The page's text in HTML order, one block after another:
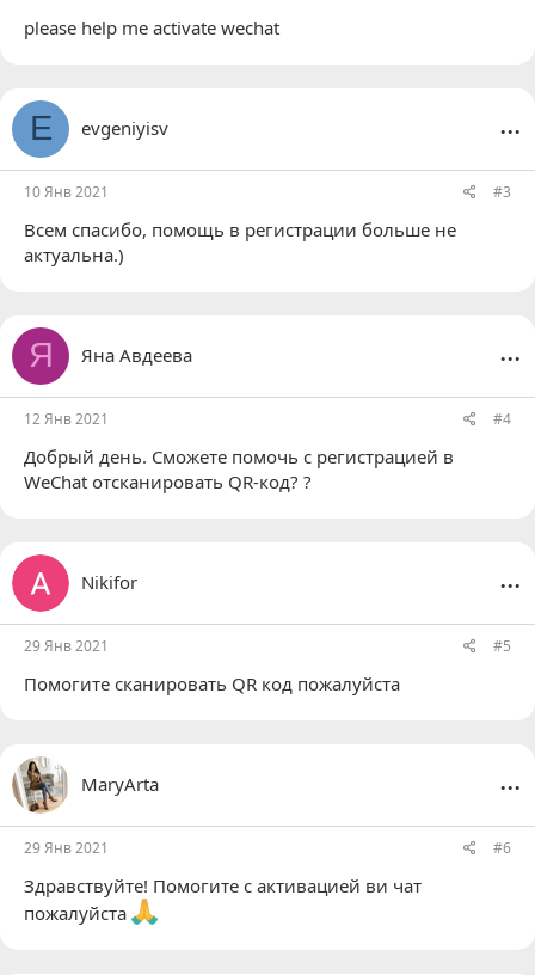
please help me activate wechat
E evgeniyisv ...
10 Янв 2021 #3
Всем спасибо, помощь в регистрации больше не
актуальна.)
Я Яна Авдеева ...
12 Янв 2021 #4
Добрый день. Сможете помочь с регистрацией в
WeChat отсканировать QR-код? ?
Nikifor ...
29 Янв 2021 #5
Помогите сканировать QR код пожалуйста
MaryArta ...
29 Янв 2021 #6
Здравствуйте! Помогите с активацией ви чат
пожалуйста